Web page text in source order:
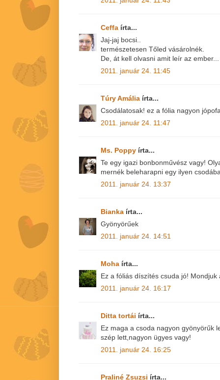
Ceffa írta...
Jaj-jaj bocsi..
természetesen Tőled vásárolnék.
De, át kell olvasni amit leír az ember...
2011. január 24. 11:45
Túry Amália írta...
Csodálatosak! ez a fólia nagyon
2011. január 24. 11:47
Ms. Poppy írta...
Te egy igazi bonbonművész vagy!
mernék beleharapni egy ilyen
2011. január 24. 13:37
Bianka írta...
Gyönyörűek
2011. január 24. 14:51
Moha írta...
Ez a fóliás díszítés csuda jó!
2011. január 24. 16:17
Ditta tortái írta...
Ez maga a csoda nagyon gyönyörűk
szép lett,nagyon ügyes vagy!
2011. január 24. 16:25
Praliné Zsuzsi írta...